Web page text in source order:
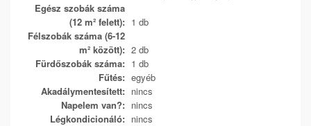
Egész szobák száma
(12 m² felett): 1 db
Félszobák száma (6-12
m² között): 2 db
Fürdőszobák száma: 1 db
Fűtés: egyéb
Akadálymentesített: nincs
Napelem van?: nincs
Légkondicionáló: nincs